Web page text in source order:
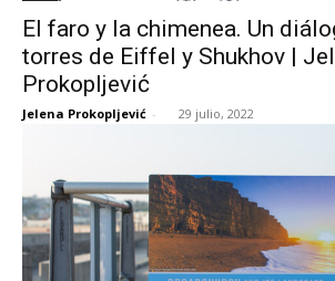
El faro y la chimenea. Un
torres de Eiffel y Shukhov |
Prokopljević
Jelena Prokopljević - 29 julio, 2022